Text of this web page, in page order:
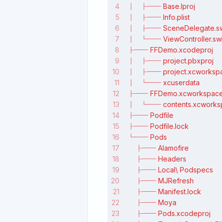
│   ├── Base.lproj
│   ├── Info.plist
│   ├──
│   └──
├── FFDemo.xcodeproj
│   ├── project.pbxproj
│   ├──
│   └── xcuserdata
├──
│   └──
├── Podfile
├── Podfile.lock
└── Pods
    ├── Alamofire
    ├── Headers
    ├── Local\ Podspecs
    ├── MJRefresh
    ├── Manifest.lock
    ├── Moya
    ├── Pods.xcodeproj